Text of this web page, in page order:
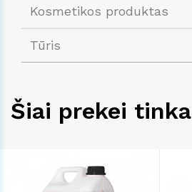
Kosmetikos produktas
Tūris
Šiai prekei tinka